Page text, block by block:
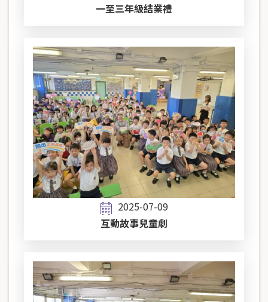
一至三年級結業禮
2025-07-09
互動故事兒童劇